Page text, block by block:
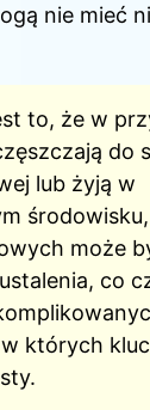
nie mieć
to, że w
do
lub żyją w
może
co
których